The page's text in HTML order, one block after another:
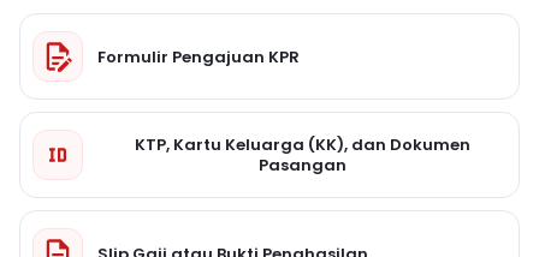
Formulir Pengajuan KPR
KTP, Kartu Keluarga (KK), dan Dokumen
Pasangan